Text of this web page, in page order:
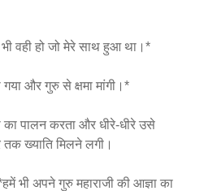
भी वही हो जो मेरे साथ हुआ था।*
गया और गुरु से क्षमा मांगी।*
पालन करता और धीरे-धीरे उसे
ख्याति मिलने लगी।
भी अपने गुरु महाराजी की आज्ञा का